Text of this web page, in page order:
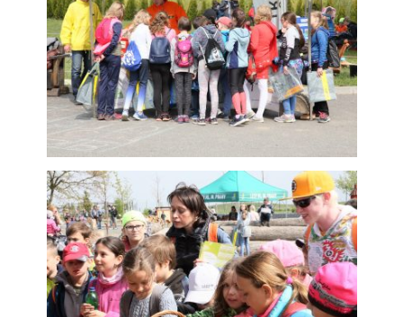
využitím
technických
cookies na
našem webu. Z
tohoto důvodu
technické
cookies
nemohou být
individuálně
deaktivovány
nebo
aktivovány.
Analytické
cookies
Analytické
cookies nám